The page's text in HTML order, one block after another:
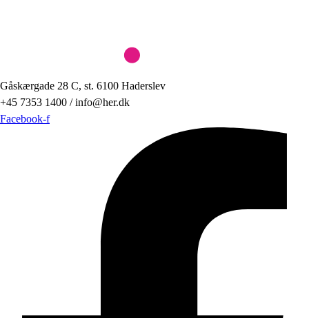
Gåskærgade 28 C, st. 6100 Haderslev
+45 7353 1400 / info@her.dk
Facebook-f